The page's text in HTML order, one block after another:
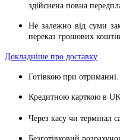
здійснена повна
Не залежно від суми
переказ грошових
Докладніше про доставку
Готівкою при отриманні.
Кредитною карткою в
Через касу чи термінал